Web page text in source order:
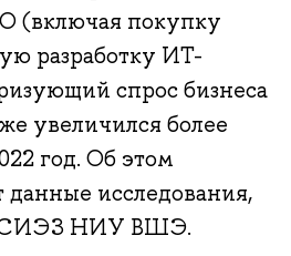
(включая покупку
разработку ИТ-
спрос бизнеса
увеличился более
год. Об этом
данные исследования,
НИУ ВШЭ.